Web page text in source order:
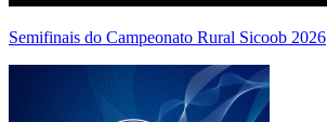
Semifinais do Campeonato Rural Sicoob 2026